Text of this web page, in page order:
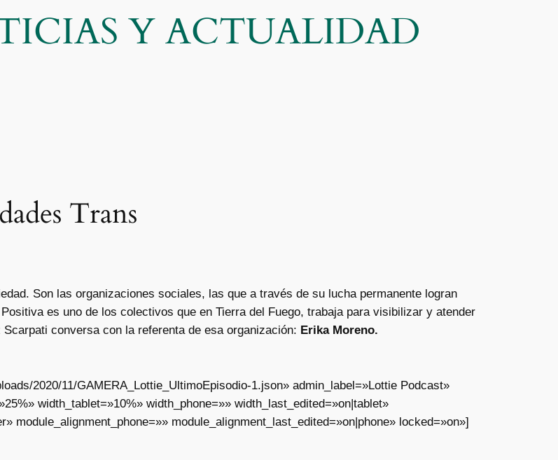
Y ACTUALIDAD
Trans
Son las organizaciones sociales, las que a través de su lucha permanente logran
es uno de los colectivos que en Tierra del Fuego, trabaja para visibilizar y atender
conversa con la referenta de esa organización: Erika Moreno.
2020/11/GAMERA_Lottie_UltimoEpisodio-1.json» admin_label=»Lottie Podcast»
width_tablet=»10%» width_phone=»» width_last_edited=»on|tablet»
module_alignment_phone=»» module_alignment_last_edited=»on|phone» locked=»on»]